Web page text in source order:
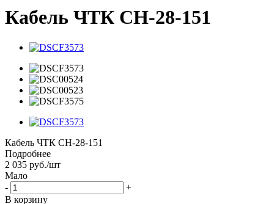
Кабель ЧТК СН-28-151
Кабель ЧТК СН-28-151
Подробнее
2 035 руб./шт
Мало
-
+
В корзину